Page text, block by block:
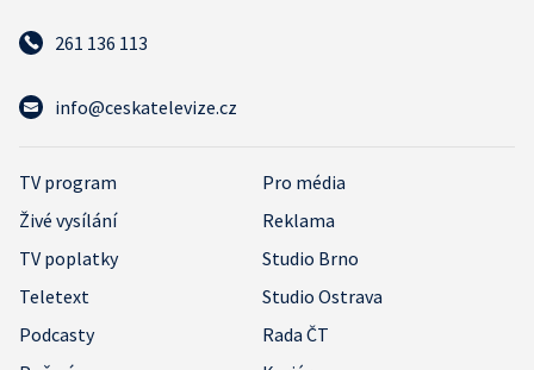
261 136 113
info@ceskatelevize.cz
TV program
Pro média
Živé vysílání
Reklama
TV poplatky
Studio Brno
Teletext
Studio Ostrava
Podcasty
Rada ČT